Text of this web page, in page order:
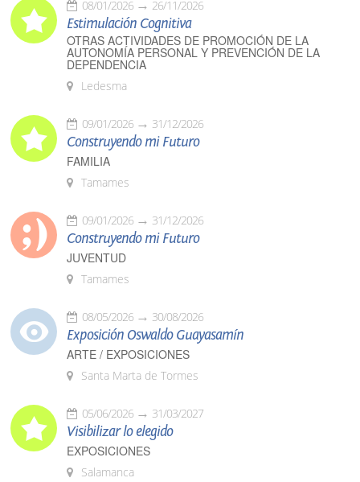
08/01/2026 26/11/2026
Estimulación Cognitiva
OTRAS ACTIVIDADES DE PROMOCIÓN DE LA
AUTONOMÍA PERSONAL Y PREVENCIÓN DE LA
DEPENDENCIA
Ledesma
09/01/2026 31/12/2026
Construyendo mi Futuro
FAMILIA
Tamames
09/01/2026 31/12/2026
Construyendo mi Futuro
JUVENTUD
Tamames
08/05/2026 30/08/2026
Exposición Oswaldo Guayasamín
ARTE / EXPOSICIONES
Santa Marta de Tormes
05/06/2026 31/03/2027
Visibilizar lo elegido
EXPOSICIONES
Salamanca